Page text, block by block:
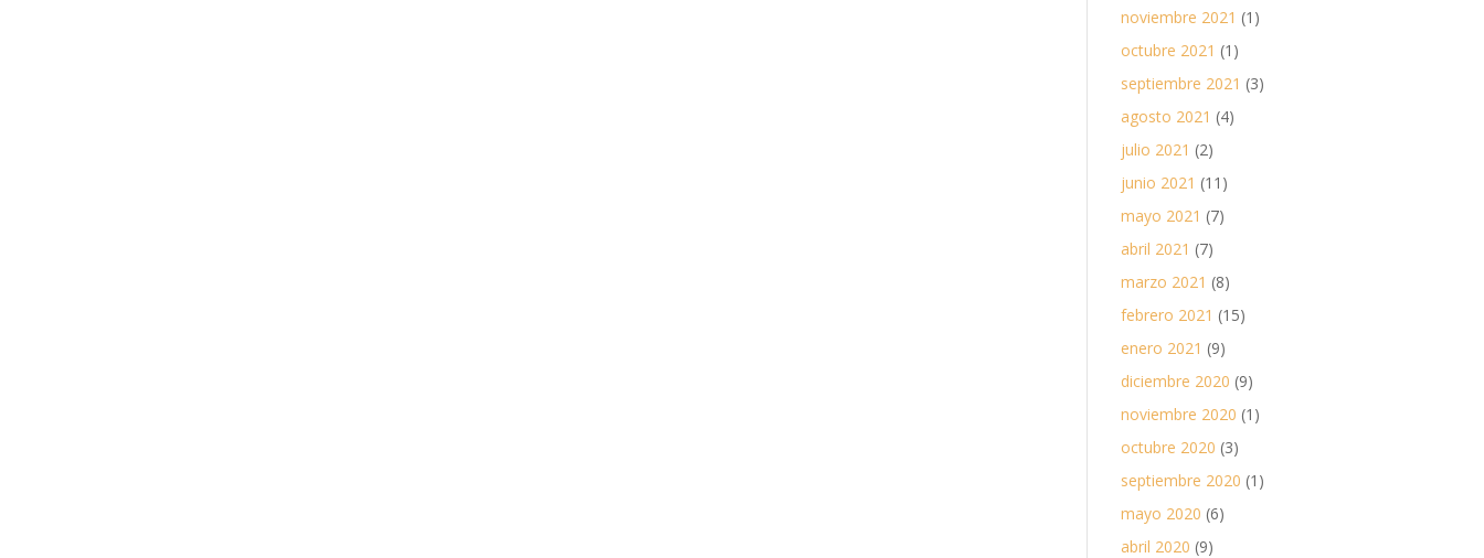
noviembre 2021 (1)
octubre 2021 (1)
septiembre 2021 (3)
agosto 2021 (4)
julio 2021 (2)
junio 2021 (11)
mayo 2021 (7)
abril 2021 (7)
marzo 2021 (8)
febrero 2021 (15)
enero 2021 (9)
diciembre 2020 (9)
noviembre 2020 (1)
octubre 2020 (3)
septiembre 2020 (1)
mayo 2020 (6)
abril 2020 (9)